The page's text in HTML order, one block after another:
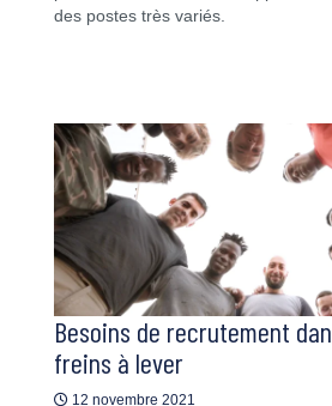
des postes très variés.
Besoins de recrutement
freins à lever
12 novembre 2021